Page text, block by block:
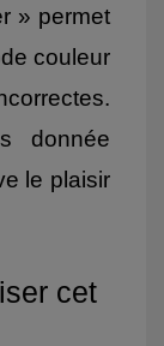
» permet
couleur
donnée
le plaisir
cet